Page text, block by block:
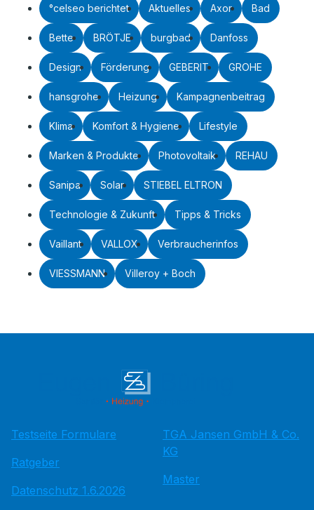
°celseo berichtet Aktuelles Axor Bad
Bette BRÖTJE burgbad Danfoss
Design Förderung GEBERIT GROHE
hansgrohe Heizung Kampagnenbeitrag
Klima Komfort & Hygiene Lifestyle
Marken & Produkte Photovoltaik REHAU
Sanipa Solar STIEBEL ELTRON
Technologie & Zukunft Tipps & Tricks
Vaillant VALLOX Verbraucherinfos
VIESSMANN Villeroy + Boch
Testseite Formulare
Ratgeber
Datenschutz 1.6.2026
TGA Jansen GmbH & Co.
KG
Master